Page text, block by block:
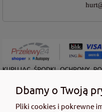
KUPUJĄC ŚRODKI OCHRONY
użyciem przeczytaj informacje
dotyczące produktu. Zwróć
oraz przestrzegaj środków
Dbamy o Twoją
Pliki cookies i pokrewne